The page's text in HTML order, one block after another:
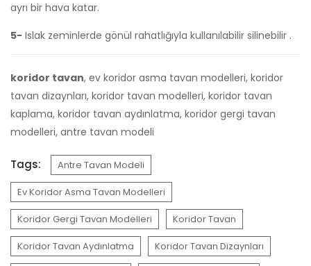
ayrı bir hava katar.
5- Islak zeminlerde gönül rahatlığıyla kullanılabilir silinebilir .
koridor tavan, ev koridor asma tavan modelleri, koridor
tavan dizaynları, koridor tavan modelleri, koridor tavan
kaplama, koridor tavan aydınlatma, koridor gergi tavan
modelleri, antre tavan modeli
Tags: Antre Tavan Modeli
Ev Koridor Asma Tavan Modelleri
Koridor Gergi Tavan Modelleri Koridor Tavan
Koridor Tavan Aydınlatma Koridor Tavan Dizaynları